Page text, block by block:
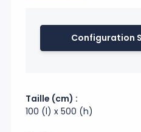
Code douanier : 63079098
Fabrication : Chine
Configuration
Taille (cm) :
100 (l) x 500 (h)